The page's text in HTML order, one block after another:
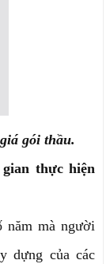
gói thầu.
thực hiện
năm mà người
dựng của các